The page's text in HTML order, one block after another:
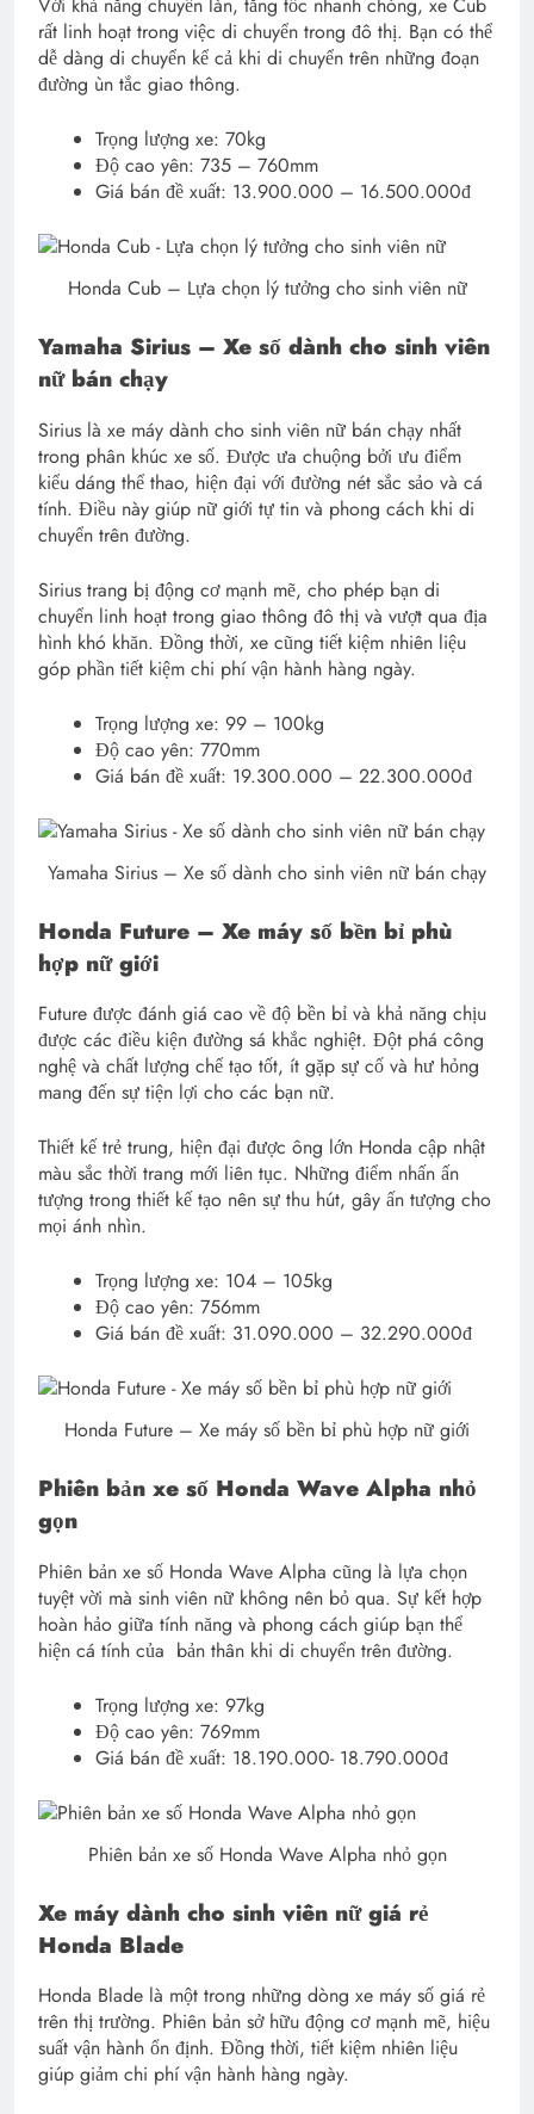
rất linh hoạt trong việc di chuyển trong đô thị. Bạn có thể
dễ dàng di chuyển kể cả khi di chuyển trên những đoạn
đường ùn tắc giao thông.
Trọng lượng xe: 70kg
Độ cao yên: 735 – 760mm
Giá bán đề xuất: 13.900.000 – 16.500.000đ
Honda Cub – Lựa chọn lý tưởng cho sinh viên nữ
Yamaha Sirius – Xe số dành cho sinh viên
nữ bán chạy
Sirius là xe máy dành cho sinh viên nữ bán chạy nhất
trong phân khúc xe số. Được ưa chuộng bởi ưu điểm
kiểu dáng thể thao, hiện đại với đường nét sắc sảo và cá
tính. Điều này giúp nữ giới tự tin và phong cách khi di
chuyển trên đường.
Sirius trang bị động cơ mạnh mẽ, cho phép bạn di
chuyển linh hoạt trong giao thông đô thị và vượt qua địa
hình khó khăn. Đồng thời, xe cũng tiết kiệm nhiên liệu
góp phần tiết kiệm chi phí vận hành hàng ngày.
Trọng lượng xe: 99 – 100kg
Độ cao yên: 770mm
Giá bán đề xuất: 19.300.000 – 22.300.000đ
Yamaha Sirius – Xe số dành cho sinh viên nữ bán chạy
Honda Future – Xe máy số bền bỉ phù
hợp nữ giới
Future được đánh giá cao về độ bền bỉ và khả năng chịu
được các điều kiện đường sá khắc nghiệt. Đột phá công
nghệ và chất lượng chế tạo tốt, ít gặp sự cố và hư hỏng
mang đến sự tiện lợi cho các bạn nữ.
Thiết kế trẻ trung, hiện đại được ông lớn Honda cập nhật
màu sắc thời trang mới liên tục. Những điểm nhấn ấn
tượng trong thiết kế tạo nên sự thu hút, gây ấn tượng cho
mọi ánh nhìn.
Trọng lượng xe: 104 – 105kg
Độ cao yên: 756mm
Giá bán đề xuất: 31.090.000 – 32.290.000đ
Honda Future – Xe máy số bền bỉ phù hợp nữ giới
Phiên bản xe số Honda Wave Alpha nhỏ
gọn
Phiên bản xe số Honda Wave Alpha cũng là lựa chọn
tuyệt vời mà sinh viên nữ không nên bỏ qua. Sự kết hợp
hoàn hảo giữa tính năng và phong cách giúp bạn thể
hiện cá tính của bản thân khi di chuyển trên đường.
Trọng lượng xe: 97kg
Độ cao yên: 769mm
Giá bán đề xuất: 18.190.000- 18.790.000đ
Phiên bản xe số Honda Wave Alpha nhỏ gọn
Xe máy dành cho sinh viên nữ giá rẻ
Honda Blade
Honda Blade là một trong những dòng xe máy số giá rẻ
trên thị trường. Phiên bản sở hữu động cơ mạnh mẽ, hiệu
suất vận hành ổn định. Đồng thời, tiết kiệm nhiên liệu
giúp giảm chi phí vận hành hàng ngày.